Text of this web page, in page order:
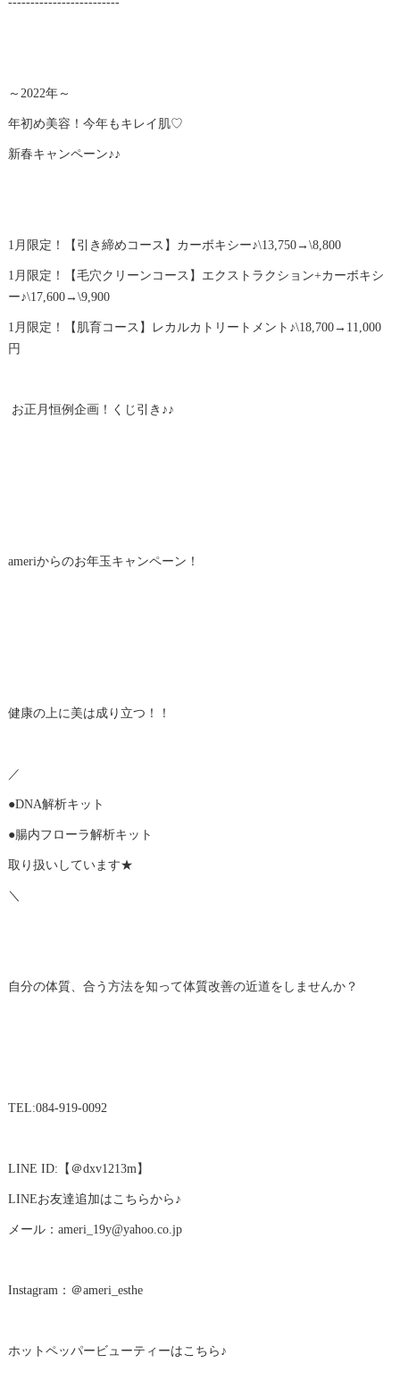
～2022年～
年初め美容！今年もキレイ肌♡
新春キャンペーン♪♪
1月限定！【引き締めコース】カーボキシー♪\13,750→\8,800
1月限定！【毛穴クリーンコース】エクストラクション+カーボキシ
ー♪\17,600→\9,900
1月限定！【肌育コース】レカルカトリートメント♪\18,700→11,000
円
お正月恒例企画！くじ引き♪♪
ameriからのお年玉キャンペーン！
健康の上に美は成り立つ！！
／
●DNA解析キット
●腸内フローラ解析キット
取り扱いしています★
＼
自分の体質、合う方法を知って体質改善の近道をしませんか？
TEL:084-919-0092
LINE ID:【＠dxv1213m】
LINEお友達追加はこちらから♪
メール：ameri_19y@yahoo.co.jp
Instagram：＠ameri_esthe
ホットペッパービューティーはこちら♪